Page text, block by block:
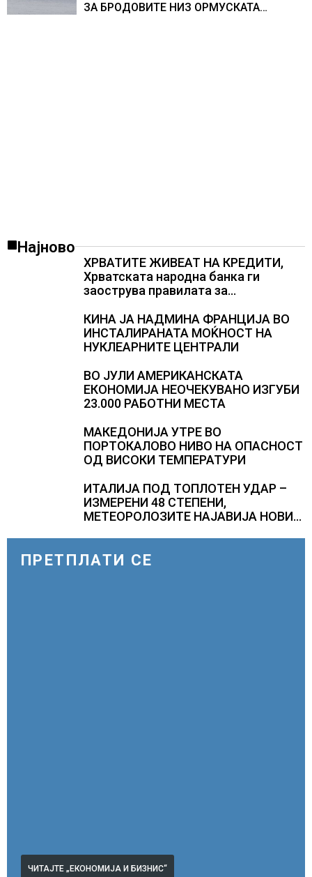
ЗА БРОДОВИТЕ НИЗ ОРМУСКАТА
Најново
ХРВАТИТЕ ЖИВЕАТ НА КРЕДИТИ,
Хрватската народна банка ги
заострува правилата за
зголемени ризици во финансискиот
систем
КИНА ЈА НАДМИНА ФРАНЦИЈА ВО
ИНСТАЛИРАНАТА МОЌНОСТ НА
НУКЛЕАРНИТЕ ЦЕНТРАЛИ
ВО ЈУЛИ АМЕРИКАНСКАТА
ЕКОНОМИЈА НЕОЧЕКУВАНО ИЗГУБИ
23.000 РАБОТНИ МЕСТА
МАКЕДОНИЈА УТРЕ ВО
ПОРТОКАЛОВО НИВО НА ОПАСНОСТ
ОД ВИСОКИ ТЕМПЕРАТУРИ
ИТАЛИЈА ПОД ТОПЛОТЕН УДАР –
ИЗМЕРЕНИ 48 СТЕПЕНИ,
МЕТЕОРОЛОЗИТЕ НАЈАВИЈА НОВИ
ПРЕТПЛАТИ СЕ
ЧИТАЈТЕ „ЕКОНОМИЈА И БИЗНИС“